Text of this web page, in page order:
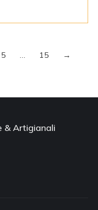
5 … 15 →
& Artigianali